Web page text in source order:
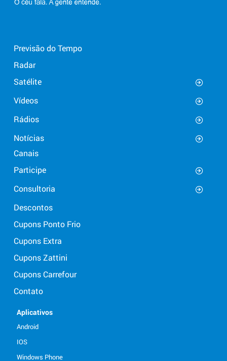
Previsão do Tempo
Radar
Satélite
Vídeos
Rádios
Notícias
Canais
Participe
Consultoria
Descontos
Cupons Ponto Frio
Cupons Extra
Cupons Zattini
Cupons Carrefour
Contato
Aplicativos
Android
IOS
Windows Phone